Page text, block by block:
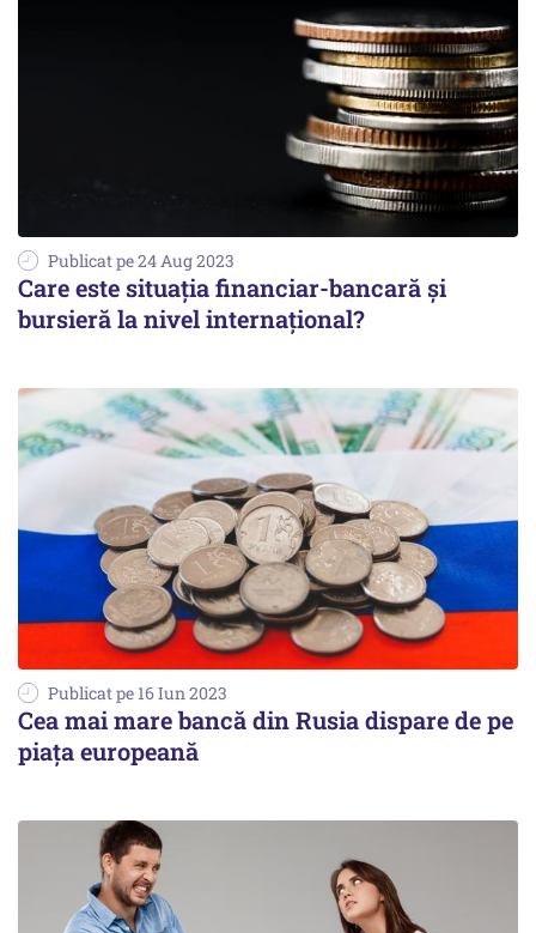
Publicat pe 24 Aug 2023
Care este situația financiar-bancară şi
bursieră la nivel internațional?
Publicat pe 16 Iun 2023
Cea mai mare bancă din Rusia dispare de pe
piaţa europeană